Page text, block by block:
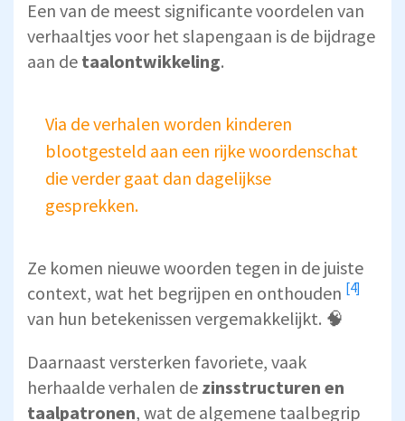
Een van de meest significante voordelen van
verhaaltjes voor het slapengaan is de bijdrage
aan de taalontwikkeling.
Via de verhalen worden kinderen
blootgesteld aan een rijke woordenschat
die verder gaat dan dagelijkse
gesprekken.
Ze komen nieuwe woorden tegen in de juiste
context, wat het begrijpen en onthouden [4]
van hun betekenissen vergemakkelijkt. 🧠
Daarnaast versterken favoriete, vaak
herhaalde verhalen de zinsstructuren en
taalpatronen, wat de algemene taalbegrip